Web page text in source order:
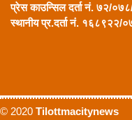
प्रेस काउन्सिल दर्ता नं. ७२/
स्थानीय प्र.दर्ता नं. १६८९२२/
© 2020 Tilottmacitynews